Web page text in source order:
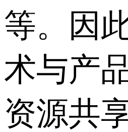
等。因
术与产
资源共